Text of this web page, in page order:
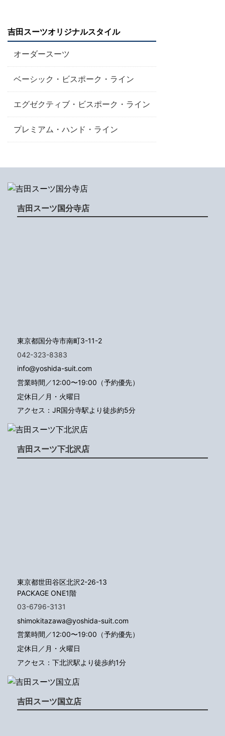
吉田スーツオリジナルスタイル
オーダースーツ
ベーシック・ビスポーク・ライン
エグゼクティブ・ビスポーク・ライン
プレミアム・ハンド・ライン
吉田スーツ国分寺店
東京都国分寺市南町3-11-2
042-323-8383
info@yoshida-suit.com
営業時間／12:00〜19:00（予約優先）
定休日／月・火曜日
アクセス：JR国分寺駅より徒歩約5分
吉田スーツ下北沢店
東京都世田谷区北沢2-26-13
PACKAGE ONE1階
03-6796-3131
shimokitazawa@yoshida-suit.com
営業時間／12:00〜19:00（予約優先）
定休日／月・火曜日
アクセス：下北沢駅より徒歩約1分
吉田スーツ国立店